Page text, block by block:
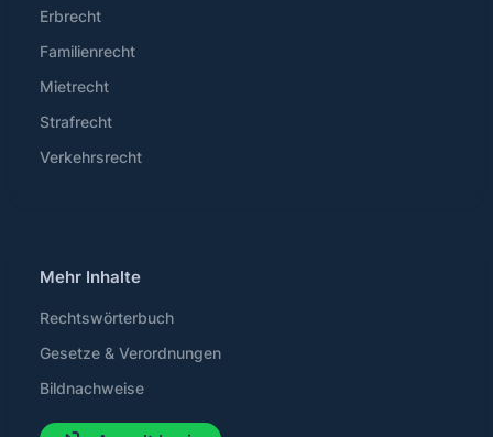
Erbrecht
Familienrecht
Mietrecht
Strafrecht
Verkehrsrecht
Mehr Inhalte
Rechtswörterbuch
Gesetze & Verordnungen
Bildnachweise